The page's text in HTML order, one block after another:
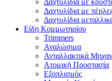
Δαχτυλίδια με
Δαχτυλίδια
Είδη Κομμωτηρίου
Trimmers
Αναλώσιμα
Ανταλλακτικά
Ατομική Προστασία
Εξοπλισμός